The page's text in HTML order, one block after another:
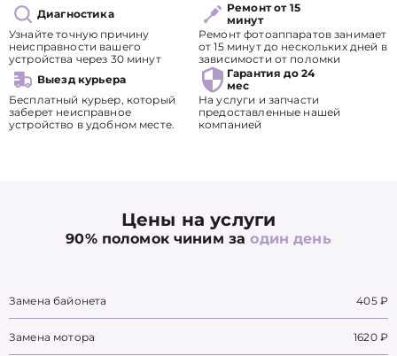
Диагностика
Узнайте точную причину
неисправности вашего
устройства через 30 минут
Ремонт от 15
минут
Ремонт фотоаппаратов занимает
от 15 минут до нескольких дней в
зависимости от поломки
Выезд курьера
Бесплатный курьер, который
заберет неисправное
устройство в удобном месте.
Гарантия до 24
мес
На услуги и запчасти
предоставленные нашей
компанией
Цены на услуги
90% поломок чиним заодин день
Замена байонета 405 ₽
Замена мотора 1620 ₽